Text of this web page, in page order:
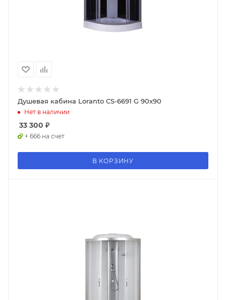
Душевая кабина Loranto CS-6691 G 90x90
Нет в наличии
33 300 ₽
+ 666 на счет
В КОРЗИНУ